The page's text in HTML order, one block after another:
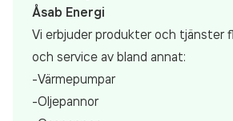
Åsab Energi
Vi erbjuder produkter och tjänster
och service av bland annat:
-Värmepumpar
-Oljepannor